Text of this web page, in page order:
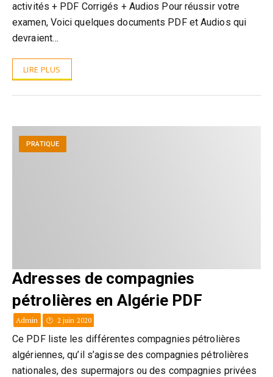
activités + PDF Corrigés + Audios Pour réussir votre
examen, Voici quelques documents PDF et Audios qui
devraient…
LIRE PLUS
PRATIQUE
Adresses de compagnies
pétrolières en Algérie PDF
Admin 2 juin 2020
Ce PDF liste les différentes compagnies pétrolières
algériennes, qu’il s’agisse des compagnies pétrolières
nationales, des supermajors ou des compagnies privées